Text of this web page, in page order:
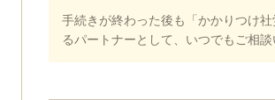
手続きが終わった後も「かかりつけ
るパートナーとして、いつでもご相談